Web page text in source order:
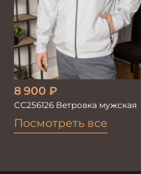
Посмотреть все
8 900 ₽
СС256126 Ветровка мужская